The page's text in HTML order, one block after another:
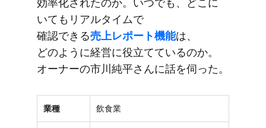
いても​リアルタイムで​
確認できる売上レポート機能は、​
どのように​経営に​役立てているのか。​
オーナーの​市川純平さんに​話を​伺った。
業種 飲食業